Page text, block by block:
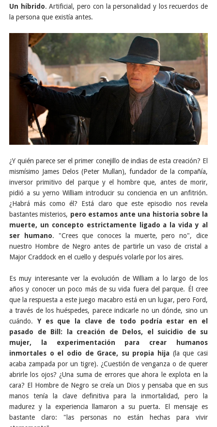
Un híbrido. Artificial, pero con la personalidad y los recuerdos de
la persona que existía antes.
¿Y quién parece ser el primer conejillo de indias de esta creación? El
mismísimo James Delos (Peter Mullan), fundador de la compañía,
inversor primitivo del parque y el hombre que, antes de morir,
pidió a su yerno William introducir su conciencia en un anfitrión.
¿Habrá más como él? Está claro que este episodio nos revela
bastantes misterios, pero estamos ante una historia sobre la
muerte, un concepto estrictamente ligado a la vida y al
ser humano. "Crees que conoces la muerte, pero no", dice
nuestro Hombre de Negro antes de partirle un vaso de cristal a
Major Craddock en el cuello y después volarle por los aires.
Es muy interesante ver la evolución de William a lo largo de los
años y conocer un poco más de su vida fuera del parque. Él cree
que la respuesta a este juego macabro está en un lugar, pero Ford,
a través de los huéspedes, parece indicarle no un dónde, sino un
cuándo. Y es que la clave de todo podría estar en el
pasado de Bill: la creación de Delos, el suicidio de su
mujer, la experimentación para crear humanos
inmortales o el odio de Grace, su propia hija (la que casi
acaba zampada por un tigre). ¿Cuestión de venganza o de querer
abrirle los ojos? ¿Una suma de errores que ahora le explota en la
cara? El Hombre de Negro se creía un Dios y pensaba que en sus
manos tenía la clave definitiva para la inmortalidad, pero la
madurez y la experiencia llamaron a su puerta. El mensaje es
bastante claro: "las personas no están hechas para vivir